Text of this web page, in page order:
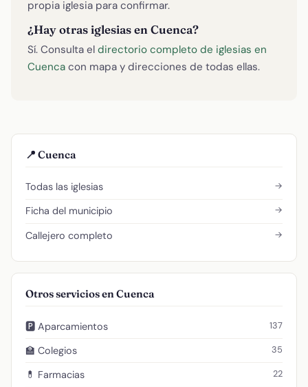
propia iglesia para confirmar.
¿Hay otras iglesias en Cuenca?
Sí. Consulta el directorio completo de iglesias en
Cuenca con mapa y direcciones de todas ellas.
📍 Cuenca
Todas las iglesias →
Ficha del municipio →
Callejero completo →
Otros servicios en Cuenca
🅿️ Aparcamientos 137
🏫 Colegios 35
💊 Farmacias 22